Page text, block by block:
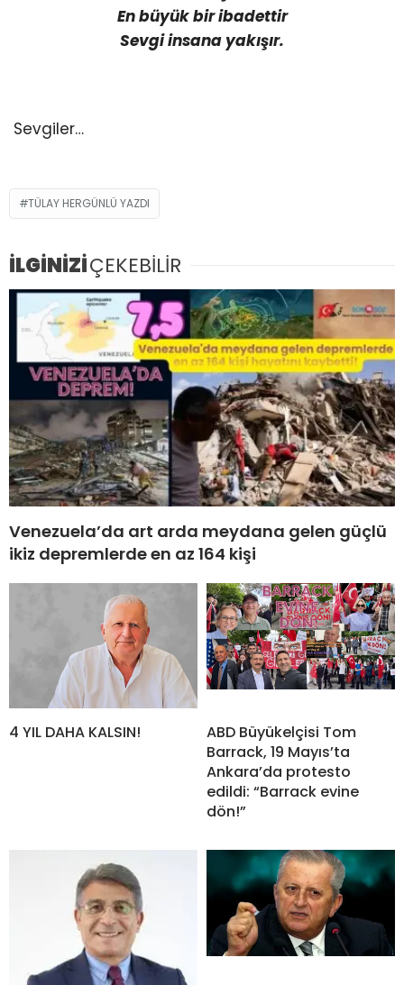
En büyük bir ibadettir
Sevgi insana yakışır.
Sevgiler…
TÜLAY HERGÜNLÜ YAZDI
İLGİNİZİÇEKEBİLİR
Venezuela’da art arda meydana gelen güçlü
ikiz depremlerde en az 164 kişi
4 YIL DAHA KALSIN!
ABD Büyükelçisi Tom
Barrack, 19 Mayıs’ta
Ankara’da protesto
edildi: “Barrack evine
dön!”